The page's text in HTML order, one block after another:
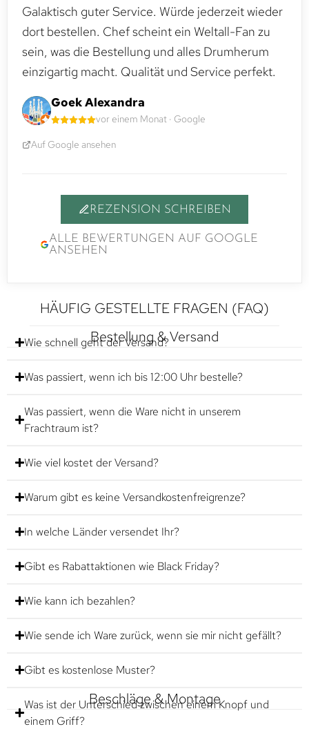
Galaktisch guter Service. Würde jederzeit wieder
dort bestellen. Chef scheint ein Weltall-Fan zu
sein, was die Bestellung und alles Drumherum
einzigartig macht. Qualität und Service perfekt.
Goek Alexandra
vor einem Monat · Google
Auf Google ansehen
REZENSION SCHREIBEN
ALLE BEWERTUNGEN AUF GOOGLE
ANSEHEN
HÄUFIG GESTELLTE FRAGEN (FAQ)
Bestellung & Versand
Wie schnell geht der Versand?
Was passiert, wenn ich bis 12:00 Uhr bestelle?
Was passiert, wenn die Ware nicht in unserem
Frachtraum ist?
Wie viel kostet der Versand?
Warum gibt es keine Versandkostenfreigrenze?
In welche Länder versendet Ihr?
Gibt es Rabattaktionen wie Black Friday?
Wie kann ich bezahlen?
Wie sende ich Ware zurück, wenn sie mir nicht gefällt?
Gibt es kostenlose Muster?
Beschläge & Montage
Was ist der Unterschied zwischen einem Knopf und
einem Griff?